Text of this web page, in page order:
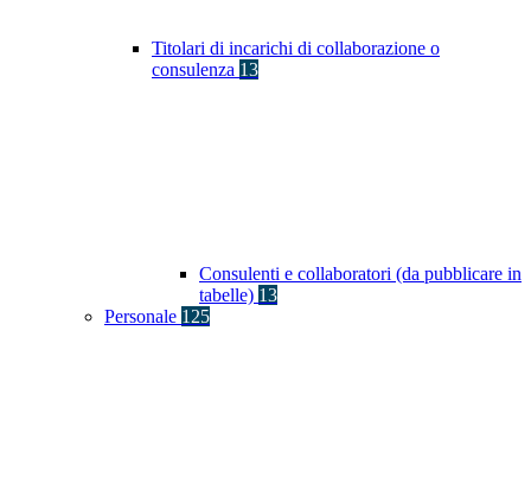
Titolari di incarichi di collaborazione o
consulenza 13
Consulenti e collaboratori (da pubblicare in
tabelle) 13
Personale 125